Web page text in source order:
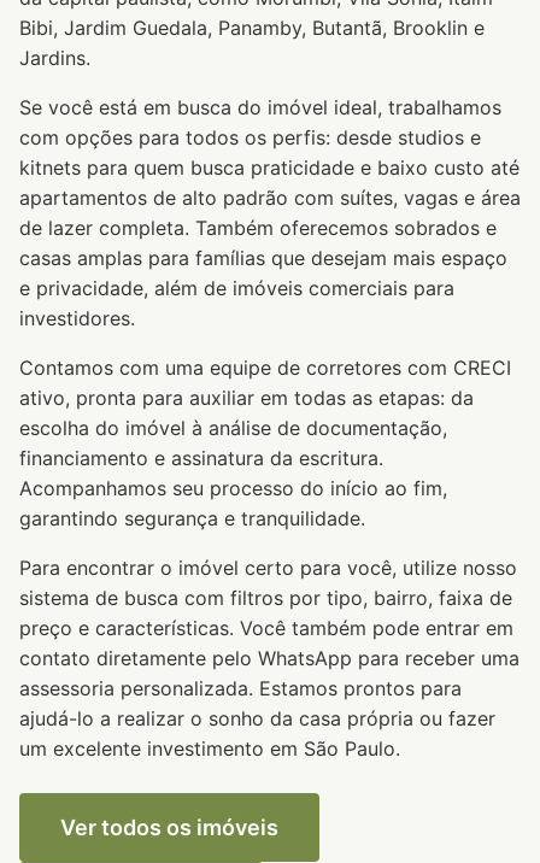
Bibi, Jardim Guedala, Panamby, Butantã, Brooklin e
Jardins.
Se você está em busca do imóvel ideal, trabalhamos
com opções para todos os perfis: desde studios e
kitnets para quem busca praticidade e baixo custo até
apartamentos de alto padrão com suítes, vagas e área
de lazer completa. Também oferecemos sobrados e
casas amplas para famílias que desejam mais espaço
e privacidade, além de imóveis comerciais para
investidores.
Contamos com uma equipe de corretores com CRECI
ativo, pronta para auxiliar em todas as etapas: da
escolha do imóvel à análise de documentação,
financiamento e assinatura da escritura.
Acompanhamos seu processo do início ao fim,
garantindo segurança e tranquilidade.
Para encontrar o imóvel certo para você, utilize nosso
sistema de busca com filtros por tipo, bairro, faixa de
preço e características. Você também pode entrar em
contato diretamente pelo WhatsApp para receber uma
assessoria personalizada. Estamos prontos para
ajudá-lo a realizar o sonho da casa própria ou fazer
um excelente investimento em São Paulo.
Ver todos os imóveis